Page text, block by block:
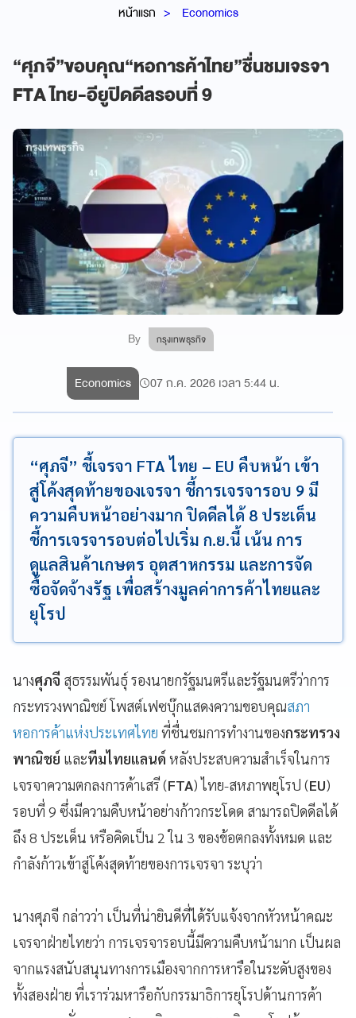
หน้าแรก Economics
“ศุภจี”ขอบคุณ“หอการค้าไทย”ชื่นชมเจรจา
FTA ไทย-อียูปิดดีลรอบที่ 9
By กรุงเทพธุรกิจ
Economics 07 ก.ค. 2026 เวลา 5:44 น.
“ศุภจี” ชี้เจรจา FTA ไทย – EU คืบหน้า เข้า
สู่โค้งสุดท้ายของเจรจา ชี้การเจรจารอบ 9 มี
ความคืบหน้าอย่างมาก ปิดดีลได้ 8 ประเด็น
ชี้การเจรจารอบต่อไปเริ่ม ก.ย.นี้ เน้น การ
ดูแลสินค้าเกษตร อุตสาหกรรม และการจัด
ซื้อจัดจ้างรัฐ เพื่อสร้างมูลค่าการค้าไทยและ
ยุโรป
นางศุภจี สุธรรมพันธุ์ รองนายกรัฐมนตรีและรัฐมนตรีว่าการ
กระทรวงพาณิชย์ โพสต์เฟซบุ๊กแสดงความขอบคุณสภา
หอการค้าแห่งประเทศไทย ที่ชื่นชมการทำงานของกระทรวง
พาณิชย์ และทีมไทยแลนด์ หลังประสบความสำเร็จในการ
เจรจาความตกลงการค้าเสรี (FTA) ไทย-สหภาพยุโรป (EU)
รอบที่ 9 ซึ่งมีความคืบหน้าอย่างก้าวกระโดด สามารถปิดดีลได้
ถึง 8 ประเด็น หรือคิดเป็น 2 ใน 3 ของข้อตกลงทั้งหมด และ
กำลังก้าวเข้าสู่โค้งสุดท้ายของการเจรจา ระบุว่า
นางศุภจี กล่าวว่า เป็นที่น่ายินดีที่ได้รับแจ้งจากหัวหน้าคณะ
เจรจาฝ่ายไทยว่า การเจรจารอบนี้มีความคืบหน้ามาก เป็นผล
จากแรงสนับสนุนทางการเมืองจากการหารือในระดับสูงของ
ทั้งสองฝ่าย ที่เราร่วมหารือกับกรรมาธิการยุโรปด้านการค้า